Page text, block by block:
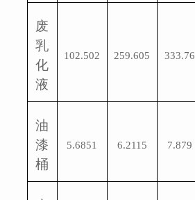
废
乳
化
液
102.502 259.605 333.76
油
漆
桶
5.6851 6.2115 7.879